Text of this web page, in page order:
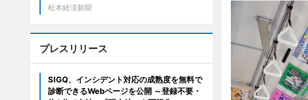
松本経済新聞
プレスリリース
SIGQ、インシデント対応の成熟度を無料で
診断できるWebページを公開 ～登録不要・